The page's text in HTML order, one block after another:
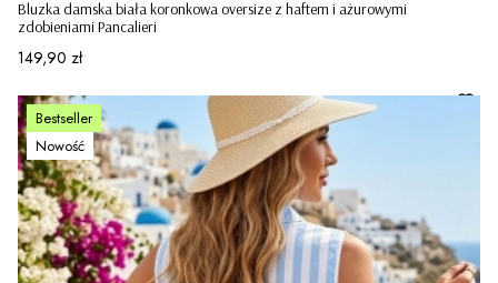
Bluzka damska biała koronkowa oversize z haftem i ażurowymi
zdobieniami Pancalieri
Cena
149,90 zł
Bestseller
Nowość